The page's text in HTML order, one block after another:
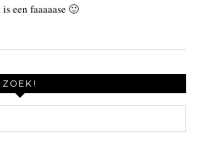
een faaaaase 🙂
ZOEK!